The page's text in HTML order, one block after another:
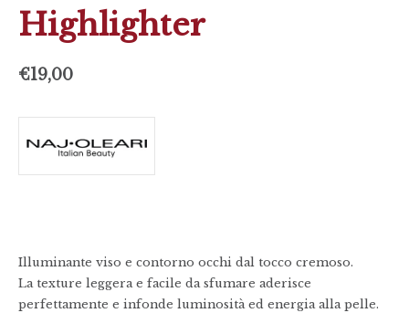
Highlighter
€19,00
Illuminante viso e contorno occhi dal tocco cremoso.
La texture leggera e facile da sfumare aderisce
perfettamente e infonde luminosità ed energia alla pelle.